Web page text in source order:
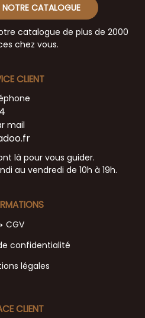
NOTRE CATALOGUE
catalogue de plus de 2000
chez vous.
CLIENT
mail
là pour vous guider.
au vendredi de 10h à 19h.
CGV
confidentialité
légales
CLIENT